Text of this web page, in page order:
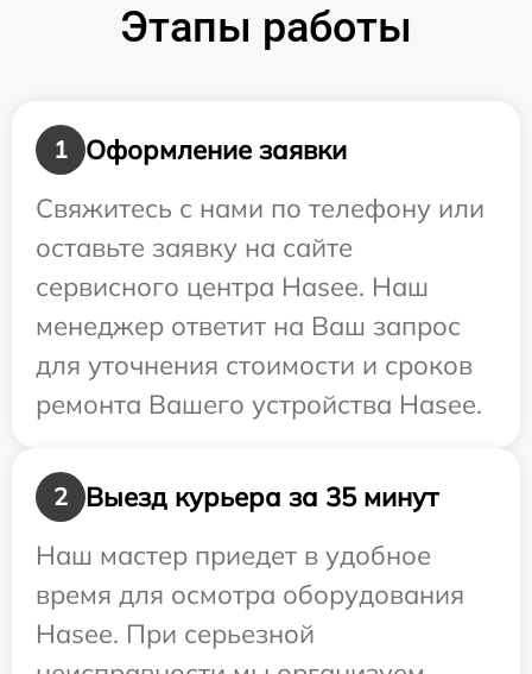
Этапы работы
1
Оформление заявки
Свяжитесь с нами по телефону или
оставьте заявку на сайте
сервисного центра Hasee. Наш
менеджер ответит на Ваш запрос
для уточнения стоимости и сроков
ремонта Вашего устройства Hasee.
2
Выезд курьера за 35 минут
Наш мастер приедет в удобное
время для осмотра оборудования
Hasee. При серьезной